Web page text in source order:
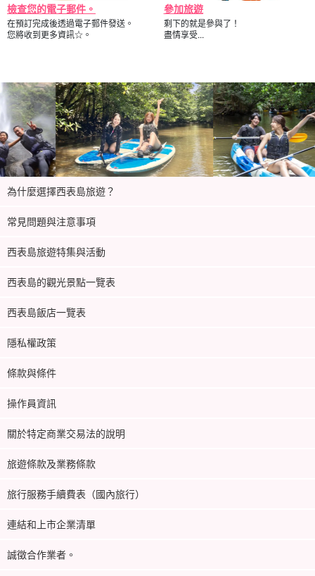
檢查您的電子郵件。
在預訂完成後透過電子郵件發送。
您將收到更多資訊☆。
參加旅遊
剩下的就是參與了！
盡情享受...
為什麼選擇西表島旅遊？
常見問題與注意事項
西表島旅遊特集與活動
西表島的觀光景點一覽表
西表島飯店一覽表
隱私權政策
條款與條件
操作員資訊
關於特定商業交易法的說明
旅遊條款及業務條款
旅行服務手續費表（國內旅行）
連結和上市企業清單
誠徵合作業者。